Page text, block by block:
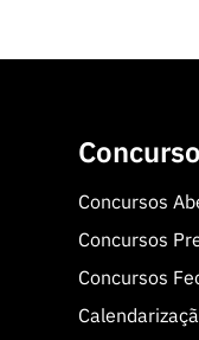
Concursos
Concursos
Concursos